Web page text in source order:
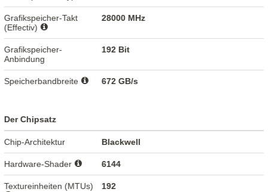
Grafikspeicher-Takt
(Effectiv)
28000 MHz
Grafikspeicher-
Anbindung
192 Bit
Speicherbandbreite 672 GB/s
Der Chipsatz
Chip-Architektur Blackwell
Hardware-Shader 6144
Textureinheiten (MTUs) 192